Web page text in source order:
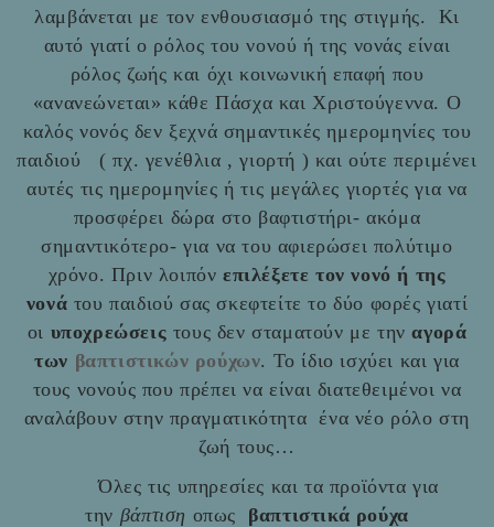
λαμβάνεται με τον ενθουσιασμό της στιγμής. Κι
αυτό γιατί ο ρόλος του νονού ή της νονάς είναι
ρόλος ζωής και όχι κοινωνική επαφή που
«ανανεώνεται» κάθε Πάσχα και Χριστούγεννα. Ο
καλός νονός δεν ξεχνά σημαντικές ημερομηνίες του
παιδιού ( πχ. γενέθλια , γιορτή ) και ούτε περιμένει
αυτές τις ημερομηνίες ή τις μεγάλες γιορτές για να
προσφέρει δώρα στο βαφτιστήρι- ακόμα
σημαντικότερο- για να του αφιερώσει πολύτιμο
χρόνο. Πριν λοιπόν επιλέξετε τον νονό ή της
νονά του παιδιού σας σκεφτείτε το δύο φορές γιατί
οι υποχρεώσεις τους δεν σταματούν με τηναγορά
των βαπτιστικών ρούχων. Το ίδιο ισχύει και για
τους νονούς που πρέπει να είναι διατεθειμένοι να
αναλάβουν στην πραγματικότητα ένα νέο ρόλο στη
ζωή τους…
Όλες τις υπηρεσίες και τα προϊόντα για
την βάπτιση οπως
βαπτιστικά ρούχα